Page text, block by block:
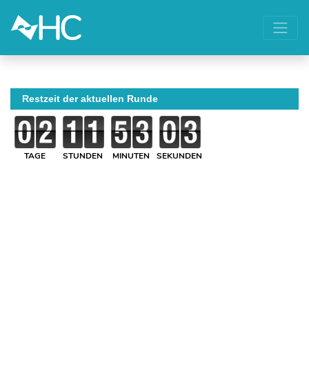
Restzeit der aktuellen Runde
TAGE STUNDEN MINUTEN SEKUNDEN